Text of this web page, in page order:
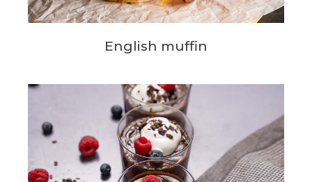
English muffin